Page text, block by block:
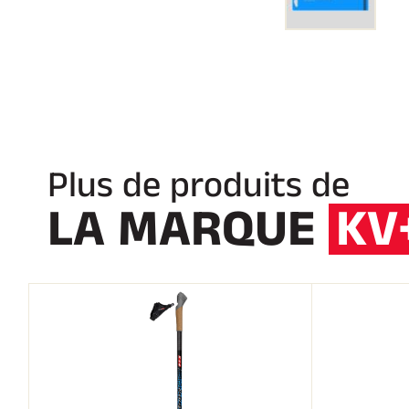
Plus de produits de
LA MARQUE